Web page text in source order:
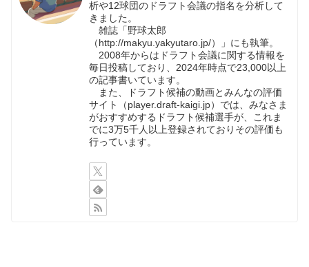
析や12球団のドラフト会議の指名を分析して
きました。
雑誌「野球太郎
（http://makyu.yakyutaro.jp/）」にも執筆。
2008年からはドラフト会議に関する情報を
毎日投稿しており、2024年時点で23,000以上
の記事書いています。
また、ドラフト候補の動画とみんなの評価
サイト（player.draft-kaigi.jp）では、みなさま
がおすすめするドラフト候補選手が、これま
でに3万5千人以上登録されておりその評価も
行っています。